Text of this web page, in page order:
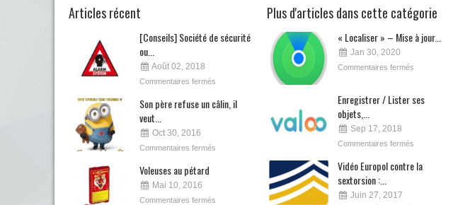
Articles récent
[Conseils] Société de sécurité
ou...
Août 02, 2018
Commentaires fermés
Son père refuse un câlin, il
veut...
Oct 30, 2016
Commentaires fermés
Voleuses au pétard
Mai 10, 2016
Commentaires fermés
Plus d'articles dans cette catégorie
« Localiser » – Mise à jour...
Jan 30, 2020
Commentaires fermés
Enregistrer / Lister ses
objets,...
Sep 17, 2018
Commentaires fermés
Vidéo Europol contre la
sextorsion :...
Juin 27, 2017